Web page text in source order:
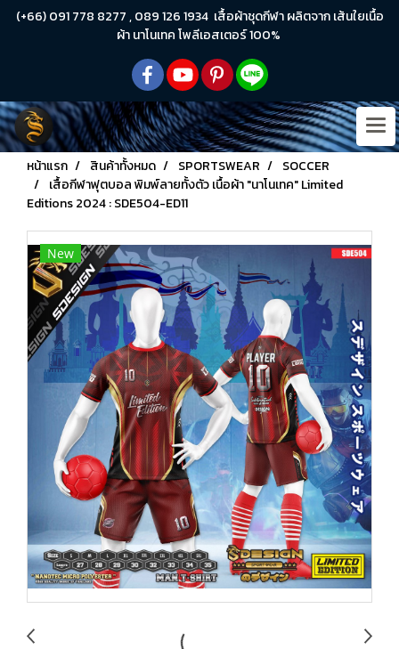
(+66) 091 778 8277 , 089 126 1934 เสื้อผ้าชุดกีฬา ผลิตจาก เส้นใยเนื้อ
ผ้า นาโนเทค โพลีเอสเตอร์ 100%
หน้าแรก สินค้าทั้งหมด SPORTSWEAR
SOCCER
เสื้อกีฬาฟุตบอล พิมพ์ลายทั้งตัว เนื้อผ้า "นาโนเทค" Limited
Editions 2024 : SDE504-ED11
New